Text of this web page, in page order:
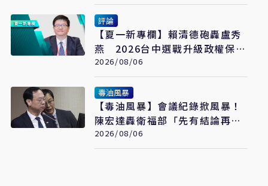
評論
【夏一新專欄】賴清德砲轟盧秀
燕 2026台中選戰升級政權保衛
戰
2026/08/06
毒油風暴
【毒油風暴】會議紀錄掀風暴！
陳宏達轟衛福部「先有結論再找
證據」 3大爭議直指決策核心
2026/08/06